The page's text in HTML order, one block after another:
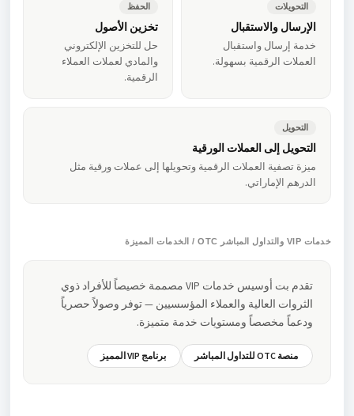
التحويلات
الإرسال والاستقبال
خدمة إرسال واستقبال
العملات الرقمية بسهولة.
الحفظ
تخزين الأصول
حل للتخزين الإلكتروني
والمادي لعملات العملاء
الرقمية.
التحويل
التحويل إلى العملات الورقية
ميزة تصفية العملات الرقمية وتحويلها إلى عملات ورقية مثل
الدرهم الإماراتي.
خدمات VIP والتداول المباشر OTC / الخدمات المميزة
تقدم بت أوسيس خدمات VIP مصممة خصيصاً للأفراد ذوي
الثروات العالية والعملاء المؤسسيين — توفر وصولاً حصرياً
ودعماً مخصصاً ومستويات خدمة متميزة.
منصة OTC للتداول المباشر برنامج VIP المميز